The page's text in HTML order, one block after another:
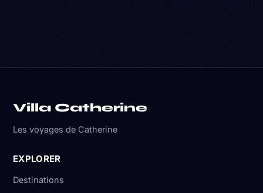
Villa Catherine
Les voyages de Catherine
EXPLORER
Destinations